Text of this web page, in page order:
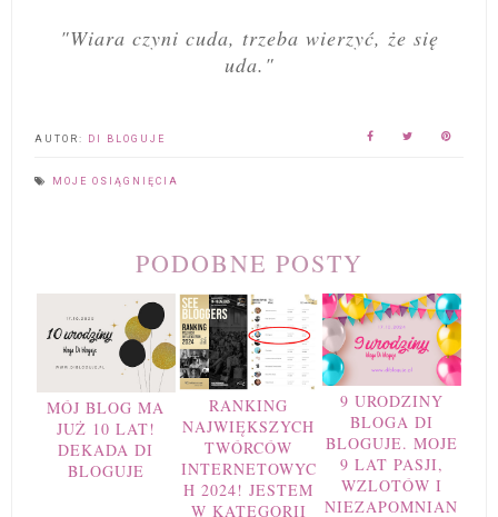
"Wiara czyni cuda, trzeba wierzyć, że się
uda."
AUTOR: DI BLOGUJE
MOJE OSIĄGNIĘCIA
PODOBNE POSTY
MÓJ BLOG MA
JUŻ 10 LAT!
DEKADA DI
BLOGUJE
RANKING
NAJWIĘKSZYCH
TWÓRCÓW
INTERNETOWYC
H 2024! JESTEM
W KATEGORII
9 URODZINY
BLOGA DI
BLOGUJE. MOJE
9 LAT PASJI,
WZLOTÓW I
NIEZAPOMNIAN